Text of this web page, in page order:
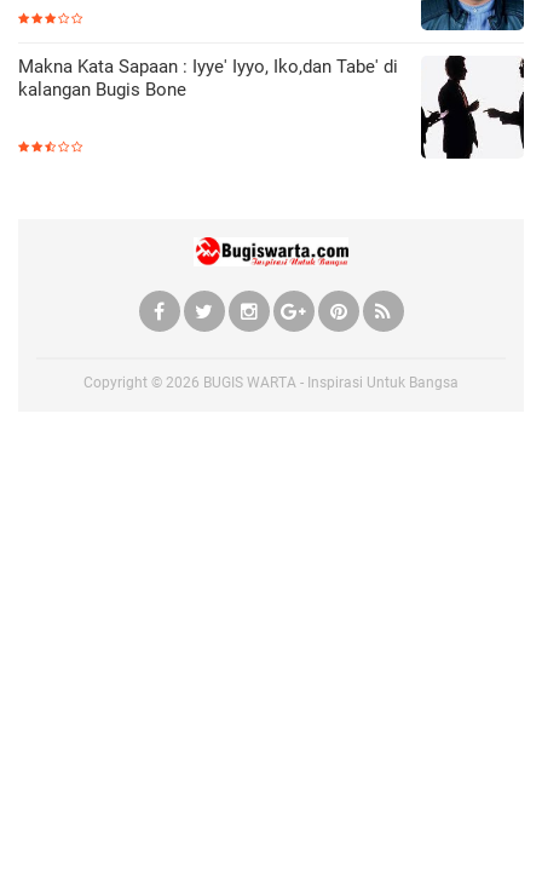
Makna Kata Sapaan : Iyye' Iyyo, Iko,dan Tabe' di
kalangan Bugis Bone
Copyright © 2026 BUGIS WARTA - Inspirasi Untuk Bangsa